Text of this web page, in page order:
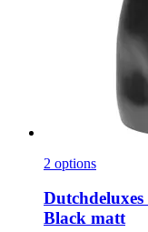
2 options
Dutchdeluxes
Black matt